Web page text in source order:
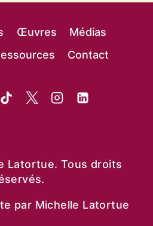
Œuvres
Médias
Contact
Latortue. Tous droits
par Michelle Latortue